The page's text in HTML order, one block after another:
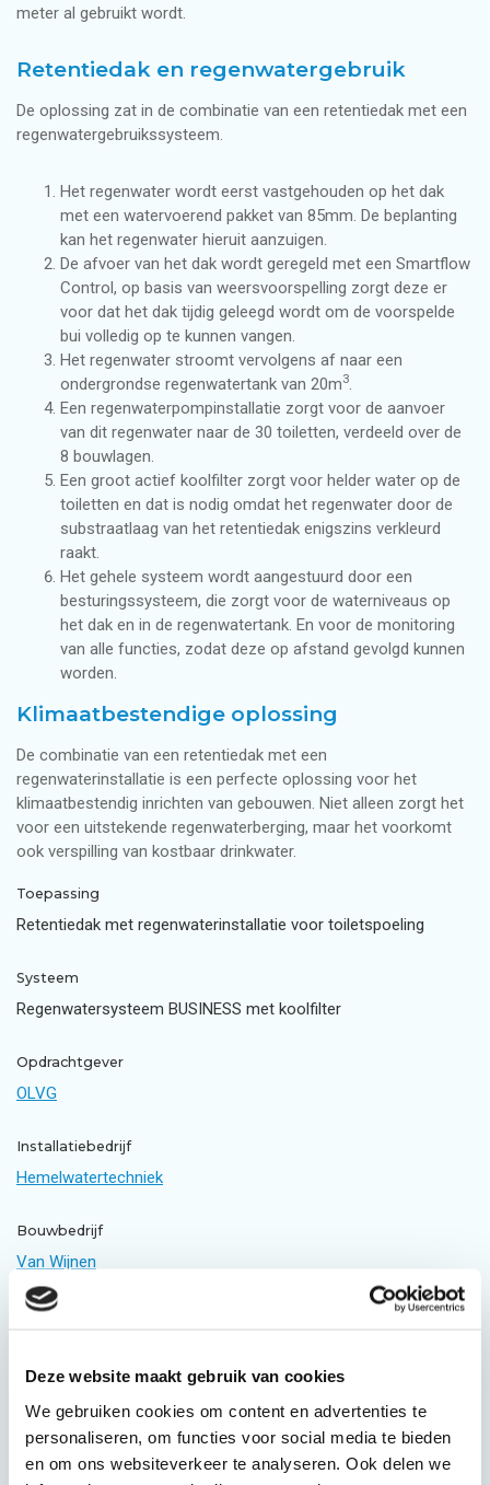
Deze website maakt gebruik van cookies
We gebruiken cookies om content en advertenties te
personaliseren, om functies voor social media te bieden
en om ons websiteverkeer te analyseren. Ook delen we
meter al gebruikt wordt.
Retentiedak en regenwatergebruik
De oplossing zat in de combinatie van een retentiedak met een
regenwatergebruikssysteem.
Het regenwater wordt eerst vastgehouden op het dak
met een watervoerend pakket van 85mm. De beplanting
kan het regenwater hieruit aanzuigen.
De afvoer van het dak wordt geregeld met een Smartflow
Control, op basis van weersvoorspelling zorgt deze er
voor dat het dak tijdig geleegd wordt om de voorspelde
bui volledig op te kunnen vangen.
Het regenwater stroomt vervolgens af naar een
ondergrondse regenwatertank van 20m3
Een regenwaterpompinstallatie zorgt voor de aanvoer
van dit regenwater naar de 30 toiletten, verdeeld over de
8 bouwlagen.
Een groot actief koolfilter zorgt voor helder water op de
toiletten en dat is nodig omdat het regenwater door de
substraatlaag van het retentiedak enigszins verkleurd
raakt.
Het gehele systeem wordt aangestuurd door een
besturingssysteem, die zorgt voor de waterniveaus op
het dak en in de regenwatertank. En voor de monitoring
van alle functies, zodat deze op afstand gevolgd kunnen
worden.
Klimaatbestendige oplossing
De combinatie van een retentiedak met een
regenwaterinstallatie is een perfecte oplossing voor het
klimaatbestendig inrichten van gebouwen. Niet alleen zorgt het
voor een uitstekende regenwaterberging, maar het voorkomt
ook verspilling van kostbaar drinkwater.
Toepassing
Retentiedak met regenwaterinstallatie voor toiletspoeling
Systeem
Regenwatersysteem BUSINESS met koolfilter
Opdrachtgever
OLVG
Installatiebedrijf
Hemelwatertechniek
Bouwbedrijf
Van Wijnen
Krijg direct advies